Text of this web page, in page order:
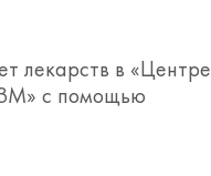
лекарств в «Центре
с помощью